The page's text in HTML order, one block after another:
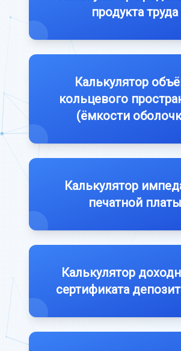
продукта труда
Калькулятор
кольцевого
(ёмкости
Калькулятор
печатной платы
Калькулятор
сертификата